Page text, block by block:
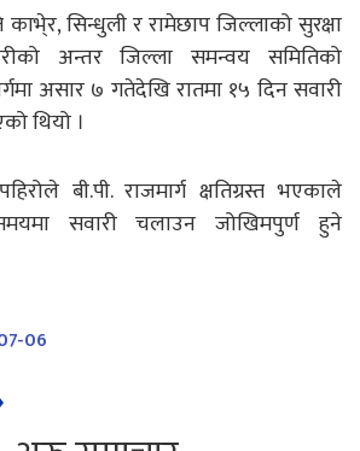
सिन्धुली र रामेछाप जिल्लाको सुरक्षा
अन्तर जिल्ला समन्वय समितिको
असार ७ गतेदेखि रातमा १५ दिन सवारी
थियो ।
बी.पी. राजमार्ग क्षतिग्रस्त भएकाले
सवारी चलाउन जोखिमपुर्ण हुने
06